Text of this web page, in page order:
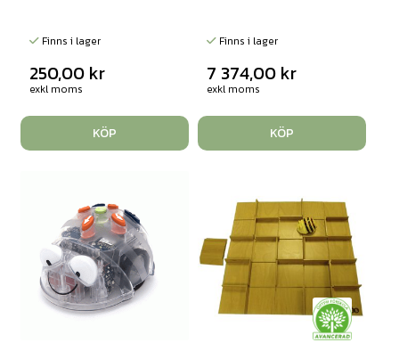
Finns i lager
250,00 kr
exkl moms
KÖP
Finns i lager
7 374,00 kr
exkl moms
KÖP